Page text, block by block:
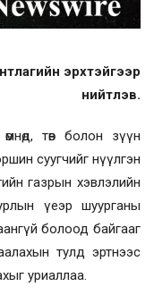
эрхтэйгээр
нийтлэв.
төв болон зүүн
суугчийг нүүлгэн
газрын хэвлэлийн
үеэр шуурганы
болоод байгааг
тулд эртнээс
уриаллаа.